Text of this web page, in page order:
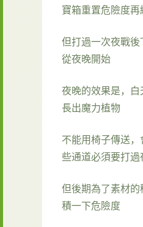
寶箱重置危險度
但打過一次夜戰
從夜晚開始
夜晚的效果是，
長出魔力植物
不能用椅子傳送
些通道必須要打
但後期為了素材
積一下危險度